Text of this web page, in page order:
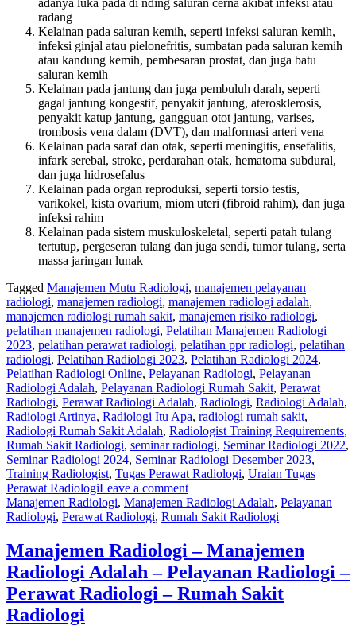
radang
Kelainan pada saluran kemih, seperti infeksi saluran kemih,
infeksi ginjal atau pielonefritis, sumbatan pada saluran kemih
atau kandung kemih, pembesaran prostat, dan juga batu
saluran kemih
Kelainan pada jantung dan juga pembuluh darah, seperti
gagal jantung kongestif, penyakit jantung, aterosklerosis,
penyakit katup jantung, gangguan otot jantung, varises,
trombosis vena dalam (DVT), dan malformasi arteri vena
Kelainan pada saraf dan otak, seperti meningitis, ensefalitis,
infark serebal, stroke, perdarahan otak, hematoma subdural,
dan juga hidrosefalus
Kelainan pada organ reproduksi, seperti torsio testis,
varikokel, kista ovarium, miom uteri (fibroid rahim), dan juga
infeksi rahim
Kelainan pada sistem muskuloskeletal, seperti patah tulang
tertutup, pergeseran tulang dan juga sendi, tumor tulang, serta
massa jaringan lunak
Tagged Manajemen Mutu Radiologi, manajemen pelayanan
radiologi, manajemen radiologi, manajemen radiologi adalah,
manajemen radiologi rumah sakit, manajemen risiko radiologi,
pelatihan manajemen radiologi, Pelatihan Manajemen Radiologi
2023, pelatihan perawat radiologi, pelatihan ppr radiologi, pelatihan
radiologi, Pelatihan Radiologi 2023, Pelatihan Radiologi 2024,
Pelatihan Radiologi Online, Pelayanan Radiologi, Pelayanan
Radiologi Adalah, Pelayanan Radiologi Rumah Sakit, Perawat
Radiologi, Perawat Radiologi Adalah, Radiologi, Radiologi Adalah,
Radiologi Artinya, Radiologi Itu Apa, radiologi rumah sakit,
Radiologi Rumah Sakit Adalah, Radiologist Training Requirements,
Rumah Sakit Radiologi, seminar radiologi, Seminar Radiologi 2022,
Seminar Radiologi 2024, Seminar Radiologi Desember 2023,
Training Radiologist, Tugas Perawat Radiologi, Uraian Tugas
Perawat RadiologiLeave a comment
Manajemen Radiologi, Manajemen Radiologi Adalah, Pelayanan
Radiologi, Perawat Radiologi, Rumah Sakit Radiologi
Manajemen Radiologi – Manajemen
Radiologi Adalah – Pelayanan Radiologi –
Perawat Radiologi – Rumah Sakit
Radiologi